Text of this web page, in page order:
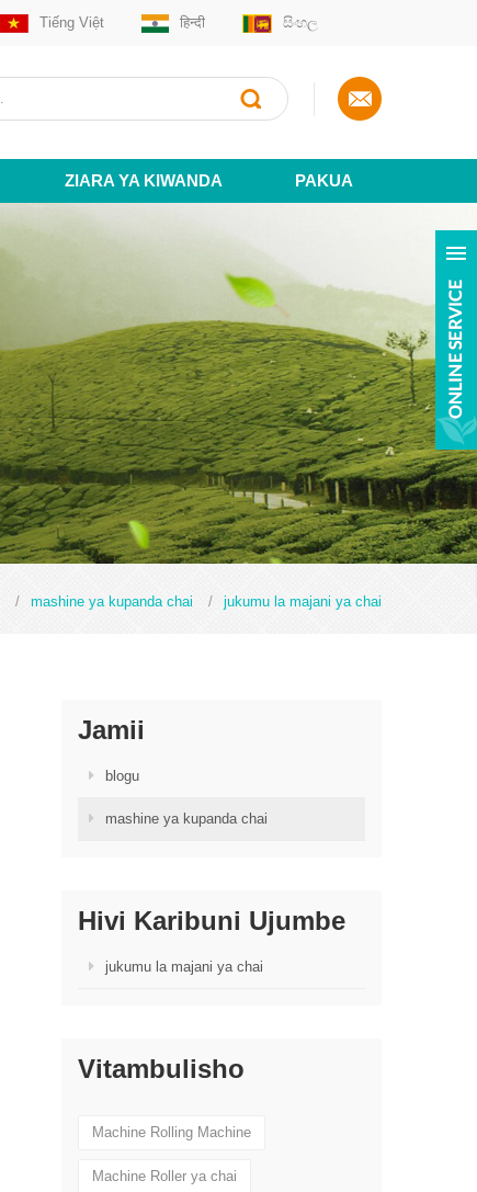
Tiếng Việt हिन्दी සිංහල
ZIARA YA KIWANDA PAKUA
/ mashine ya kupanda chai / jukumu la majani ya chai
Jamii
blogu
mashine ya kupanda chai
Hivi Karibuni Ujumbe
jukumu la majani ya chai
Vitambulisho
Machine Rolling Machine
Machine Roller ya chai